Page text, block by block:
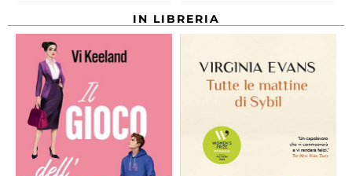
IN LIBRERIA